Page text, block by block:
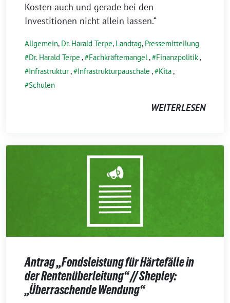
Kosten auch und gerade bei den
Investitionen nicht allein lassen.“
Allgemein, Dr. Harald Terpe, Landtag, Pressemitteilung
Dr. Harald Terpe , Fachkräftemangel , Finanzpolitik,
Infrastruktur, Infrastrukturpauschale , Kita,
Schulen
WEITERLESEN
Antrag „Fondsleistung für Härtefälle in
der Rentenüberleitung“ // Shepley:
„Überraschende Wendung“